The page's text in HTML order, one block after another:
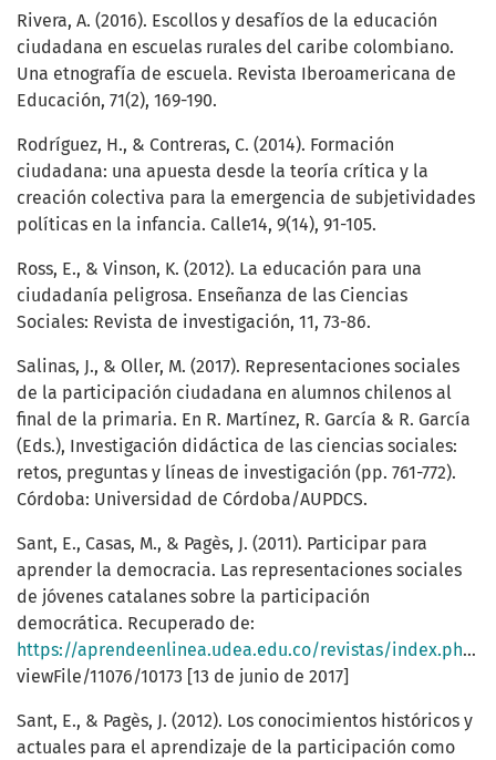
Rivera, A. (2016). Escollos y desafíos de la educación
ciudadana en escuelas rurales del caribe colombiano.
Una etnografía de escuela. Revista Iberoamericana de
Educación, 71(2), 169-190.
Rodríguez, H., & Contreras, C. (2014). Formación
ciudadana: una apuesta desde la teoría crítica y la
creación colectiva para la emergencia de subjetividades
políticas en la infancia. Calle14, 9(14), 91-105.
Ross, E., & Vinson, K. (2012). La educación para una
ciudadanía peligrosa. Enseñanza de las Ciencias
Sociales: Revista de investigación, 11, 73-86.
Salinas, J., & Oller, M. (2017). Representaciones sociales
de la participación ciudadana en alumnos chilenos al
final de la primaria. En R. Martínez, R. García & R. García
(Eds.), Investigación didáctica de las ciencias sociales:
retos, preguntas y líneas de investigación (pp. 761-772).
Córdoba: Universidad de Córdoba/AUPDCS.
Sant, E., Casas, M., & Pagès, J. (2011). Participar para
aprender la democracia. Las representaciones sociales
de jóvenes catalanes sobre la participación
democrática. Recuperado de:
https://aprendeenlinea.udea.edu.co/revistas/index.php/unip/article/
viewFile/11076/10173 [13 de junio de 2017]
Sant, E., & Pagès, J. (2012). Los conocimientos históricos y
actuales para el aprendizaje de la participación como